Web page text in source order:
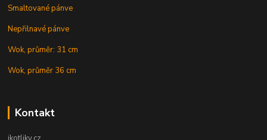
Smaltované pánve
Nepřilnavé pánve
Wok, průměr: 31 cm
Wok, průměr 36 cm
Kontakt